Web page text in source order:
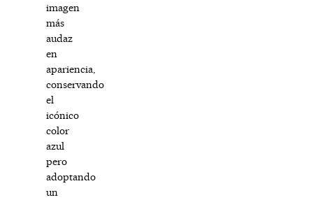
imagen
más
audaz
en
apariencia,
conservando
el
icónico
color
azul
pero
adoptando
un